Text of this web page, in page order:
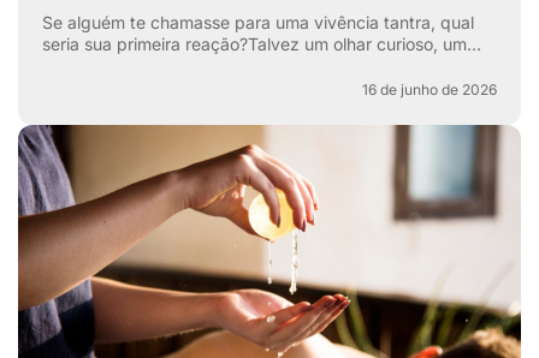
Se alguém te chamasse para uma vivência tantra, qual
seria sua primeira reação?Talvez um olhar curioso, um
16 de junho de 2026